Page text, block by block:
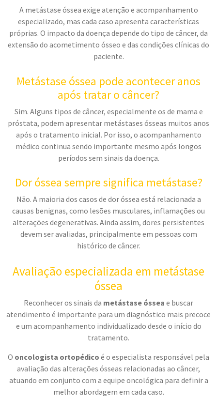
A metástase óssea exige atenção e acompanhamento
especializado, mas cada caso apresenta características
próprias. O impacto da doença depende do tipo de câncer, da
extensão do acometimento ósseo e das condições clínicas do
paciente.
Metástase óssea pode acontecer anos
após tratar o câncer?
Sim. Alguns tipos de câncer, especialmente os de mama e
próstata, podem apresentar metástases ósseas muitos anos
após o tratamento inicial. Por isso, o acompanhamento
médico continua sendo importante mesmo após longos
períodos sem sinais da doença.
Dor óssea sempre significa metástase?
Não. A maioria dos casos de dor óssea está relacionada a
causas benignas, como lesões musculares, inflamações ou
alterações degenerativas. Ainda assim, dores persistentes
devem ser avaliadas, principalmente em pessoas com
histórico de câncer.
Avaliação especializada em metástase
óssea
Reconhecer os sinais da metástase óssea e buscar
atendimento é importante para um diagnóstico mais precoce
e um acompanhamento individualizado desde o início do
tratamento.
O oncologista ortopédico é o especialista responsável pela
avaliação das alterações ósseas relacionadas ao câncer,
atuando em conjunto com a equipe oncológica para definir a
melhor abordagem em cada caso.